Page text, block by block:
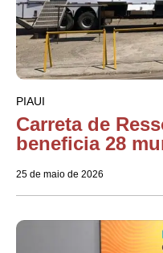
PIAUI
Carreta de
beneficia 28
25 de maio de 2026